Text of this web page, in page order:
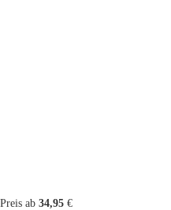
Preis ab 34,95 €